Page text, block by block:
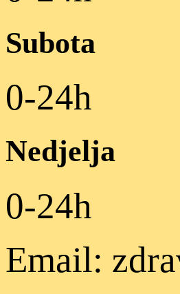
Subota
0-24h
Nedjelja
0-24h
Email: